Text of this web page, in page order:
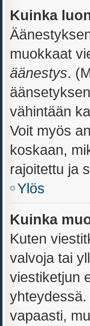
Kuinka
muokkaat
äänestys.
vähintään
Voit myös
koskaan,
rajoitettu ja
Ylös
Kuinka
Kuten
valvoja tai
viestiketjun
vapaasti,